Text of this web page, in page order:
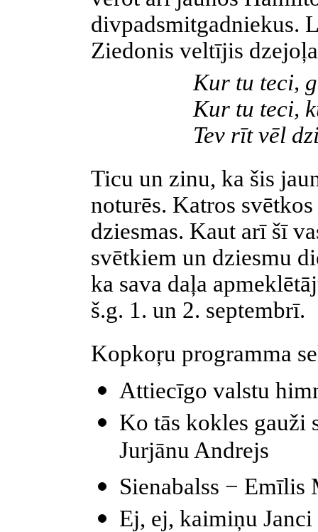
divpadsmitgadniekus.
Ziedonis veltījis
Kur tu teci,
Kur tu teci,
Tev rīt vēl
Ticu un zinu, ka šis
noturēs. Katros
dziesmas. Kaut arī šī
svētkiem un dziesmu
ka sava daļa
š.g. 1. un 2. septembrī.
Kopkoŗu programma
Attiecīgo valstu
Ko tās kokles gauži
Jurjānu Andrejs
Sienabalss − Emīlis
Ej, ej, kaimiņu